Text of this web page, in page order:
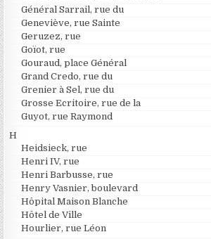
Général Sarrail, rue du
Geneviève, rue Sainte
Geruzez, rue
Goïot, rue
Gouraud, place Général
Grand Credo, rue du
Grenier à Sel, rue du
Grosse Ecritoire, rue de la
Guyot, rue Raymond
H
Heidsieck, rue
Henri IV, rue
Henri Barbusse, rue
Henry Vasnier, boulevard
Hôpital Maison Blanche
Hôtel de Ville
Hourlier, rue Léon